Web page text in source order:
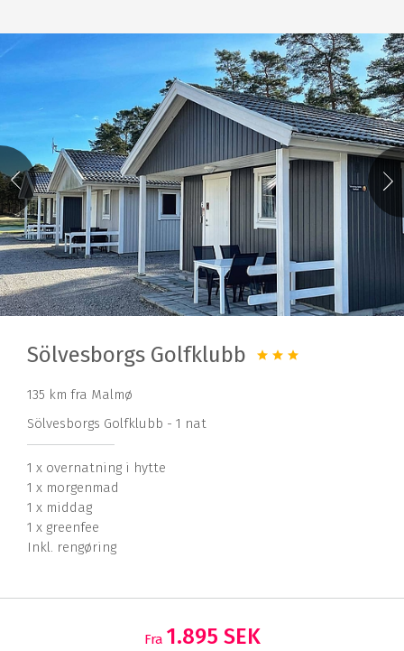
Sölvesborgs Golfklubb
135 km fra Malmø
Sölvesborgs Golfklubb - 1 nat
1 x overnatning i hytte
1 x morgenmad
1 x middag
1 x greenfee
Inkl. rengøring
Fra 1.895 SEK